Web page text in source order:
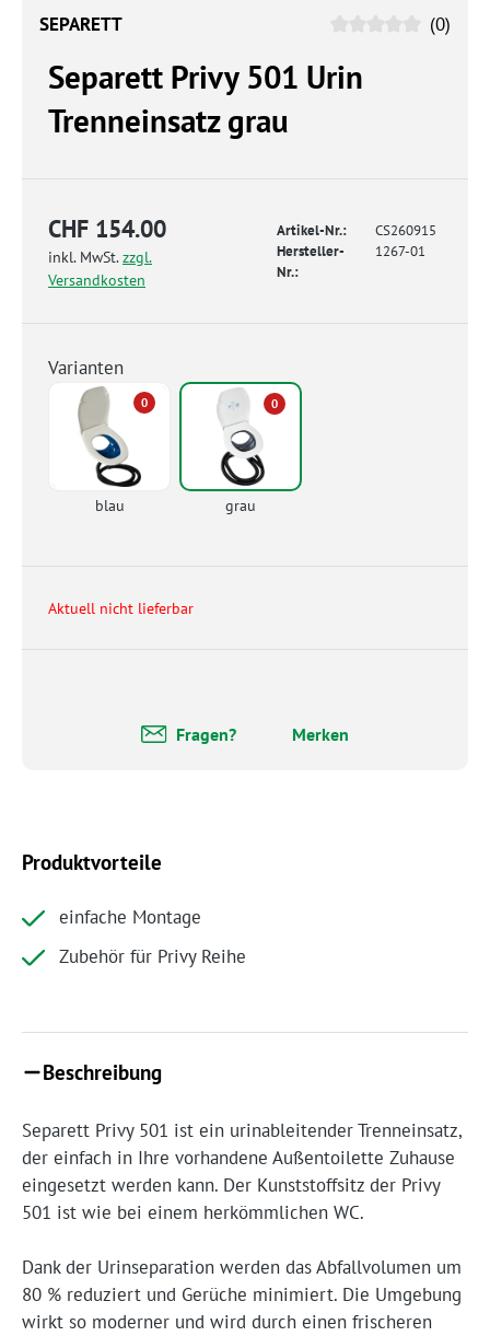
SEPARETT (0)
Separett Privy 501 Urin
Trenneinsatz grau
CHF 154.00
inkl. MwSt.zzgl.
Versandkosten
Artikel-Nr.:
CS260915
Hersteller-
Nr.:
1267-01
Varianten
0
blau
0
grau
Aktuell nicht lieferbar
Fragen? Merken
Produktvorteile
einfache Montage
Zubehör für Privy Reihe
Beschreibung
Separett Privy 501 ist ein urinableitender Trenneinsatz,
der einfach in Ihre vorhandene Außentoilette Zuhause
eingesetzt werden kann. Der Kunststoffsitz der Privy
501 ist wie bei einem herkömmlichen WC.
Dank der Urinseparation werden das Abfallvolumen um
80 % reduziert und Gerüche minimiert. Die Umgebung
wirkt so moderner und wird durch einen frischeren